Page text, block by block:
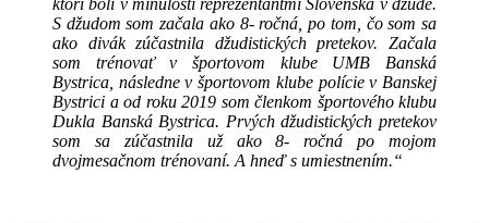
S džudom som začala ako 8- ročná, po tom, čo som sa
ako divák zúčastnila džudistických pretekov. Začala
som trénovať v športovom klube UMB Banská
Bystrica, následne v športovom klube polície v Banskej
Bystrici a od roku 2019 som členkom športového klubu
Dukla Banská Bystrica. Prvých džudistických pretekov
som sa zúčastnila už ako 8- ročná po mojom
dvojmesačnom trénovaní. A hneď s umiestnením.“